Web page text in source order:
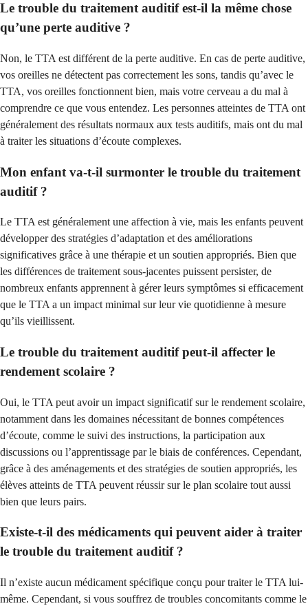
Le trouble du traitement auditif est-il la même chose
qu’une perte auditive ?
Non, le TTA est différent de la perte auditive. En cas de perte auditive,
vos oreilles ne détectent pas correctement les sons, tandis qu’avec le
TTA, vos oreilles fonctionnent bien, mais votre cerveau a du mal à
comprendre ce que vous entendez. Les personnes atteintes de TTA ont
généralement des résultats normaux aux tests auditifs, mais ont du mal
à traiter les situations d’écoute complexes.
Mon enfant va-t-il surmonter le trouble du traitement
auditif ?
Le TTA est généralement une affection à vie, mais les enfants peuvent
développer des stratégies d’adaptation et des améliorations
significatives grâce à une thérapie et un soutien appropriés. Bien que
les différences de traitement sous-jacentes puissent persister, de
nombreux enfants apprennent à gérer leurs symptômes si efficacement
que le TTA a un impact minimal sur leur vie quotidienne à mesure
qu’ils vieillissent.
Le trouble du traitement auditif peut-il affecter le
rendement scolaire ?
Oui, le TTA peut avoir un impact significatif sur le rendement scolaire,
notamment dans les domaines nécessitant de bonnes compétences
d’écoute, comme le suivi des instructions, la participation aux
discussions ou l’apprentissage par le biais de conférences. Cependant,
grâce à des aménagements et des stratégies de soutien appropriés, les
élèves atteints de TTA peuvent réussir sur le plan scolaire tout aussi
bien que leurs pairs.
Existe-t-il des médicaments qui peuvent aider à traiter
le trouble du traitement auditif ?
Il n’existe aucun médicament spécifique conçu pour traiter le TTA lui-
même. Cependant, si vous souffrez de troubles concomitants comme le